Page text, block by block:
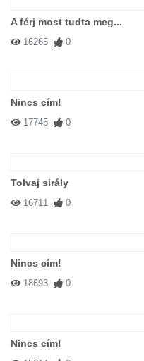
A férj most tudta meg...
16265 0
Nincs cím!
17745 0
Tolvaj sirály
16711 0
Nincs cím!
18693 0
Nincs cím!